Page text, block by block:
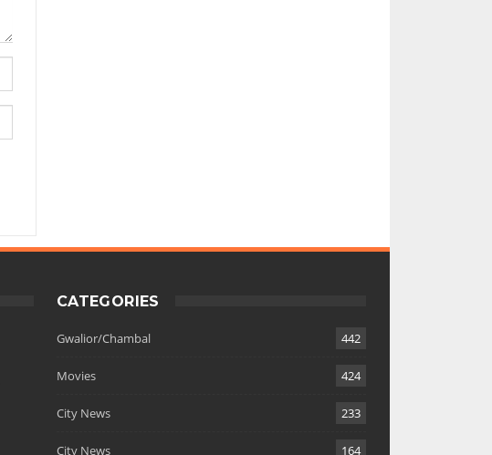
CATEGORIES
Gwalior/Chambal 442
Movies 424
City News 233
City News 164